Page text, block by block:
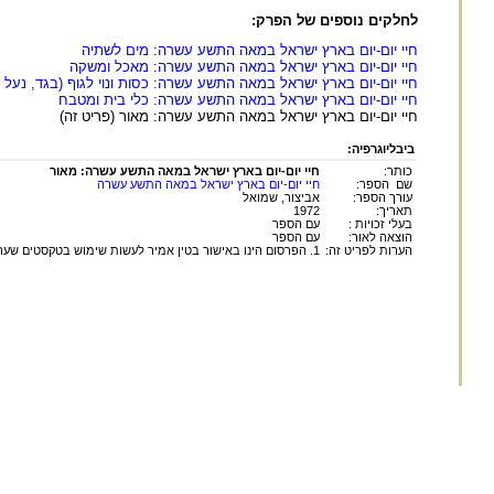
לחלקים נוספים של הפרק:
חיי יום-יום בארץ ישראל במאה התשע עשרה: מים לשתיה
חיי יום-יום בארץ ישראל במאה התשע עשרה: מאכל ומשקה
חיי יום-יום בארץ ישראל במאה התשע עשרה: כסות ונוי לגוף (בגד, נעל
חיי יום-יום בארץ ישראל במאה התשע עשרה: כלי בית ומטבח
חיי יום-יום בארץ ישראל במאה התשע עשרה: מאור (פריט זה)
ביבליוגרפיה:
כותר:
חיי יום-יום בארץ ישראל במאה התשע עשרה: מאור
שם הספר:
חיי יום-יום בארץ ישראל במאה התשע עשרה
עורך הספר:
אביצור, שמואל
תאריך:
1972
בעלי זכויות :
עם הספר
הוצאה לאור:
עם הספר
הערות לפריט זה:
1. הפרסום הינו באישור בטין אמיר לעשות שימוש בטקסטים שערך אהרון אמיר בהוצאת "עם הספר".